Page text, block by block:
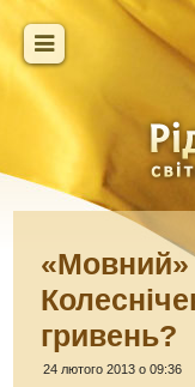
«Мовний»
гривень?
24 лютого 2013 о 09:36